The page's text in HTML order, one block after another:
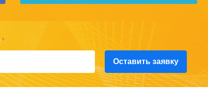
*
Оставить заявку